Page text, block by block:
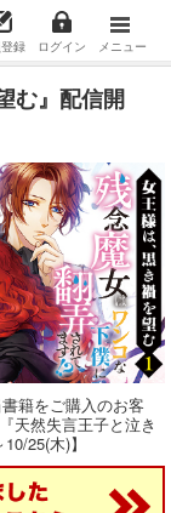
録 ログイン メニュー
む』配信開
籍をご購入のお客
天然失言王子と泣き
25(木)】